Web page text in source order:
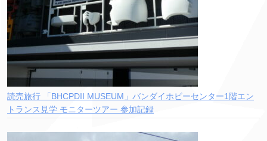
読売旅行 「BHCPDII MUSEUM」バンダイホビーセンター1階エン
トランス見学 モニターツアー 参加記録